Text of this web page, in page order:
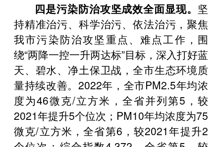
四是污染防治攻坚成效全面显现。 坚
持精准治污、科学治污、依法治污，聚焦
我市污染防治攻坚重点、难点工作，围
绕“两降一控一升两达标”目标，深入打好蓝
天、碧水、净土保卫战，全市生态环境质
量持续改善。2022年，全市PM2.5年均浓
度为46微克/立方米，全省并列第5，较
2021年提升5个位次；PM10年均浓度为75
微克/立方米，全省第6，较2021年提升2